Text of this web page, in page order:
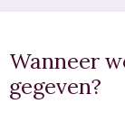
Wanneer
gegeven?